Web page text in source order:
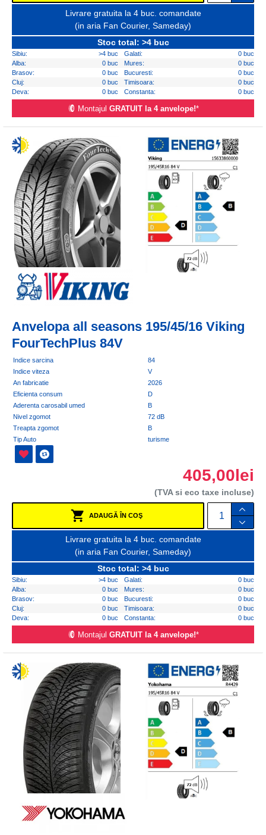
Livrare gratuita la 4 buc. comandate
(in aria Fan Courier, Sameday)
Stoc total: >4 buc
Sibiu: >4 buc Galati:
0 buc
Alba:
0 buc Mures:
0 buc
Brasov:
0 buc Bucuresti:
0 buc
Cluj:
0 buc Timisoara:
0 buc
Deva:
0 buc Constanta: 0 buc
Montajul GRATUIT la 4 anvelope!*
Anvelopa all seasons 195/45/16 Viking
FourTechPlus 84V
Indice sarcina
84
Indice viteza
V
An fabricatie
2026
Eficienta consum
D
Aderenta carosabil umed
B
Nivel zgomot
72 dB
Treapta zgomot
B
Tip Auto
turisme
405,00lei
(TVA si eco taxe incluse)
ADAUGĂ ÎN COŞ
Livrare gratuita la 4 buc. comandate
(in aria Fan Courier, Sameday)
Stoc total: >4 buc
Sibiu: >4 buc Galati:
0 buc
Alba:
0 buc Mures:
0 buc
Brasov:
0 buc Bucuresti:
0 buc
Cluj:
0 buc Timisoara:
0 buc
Deva:
0 buc Constanta: 0 buc
Montajul GRATUIT la 4 anvelope!*